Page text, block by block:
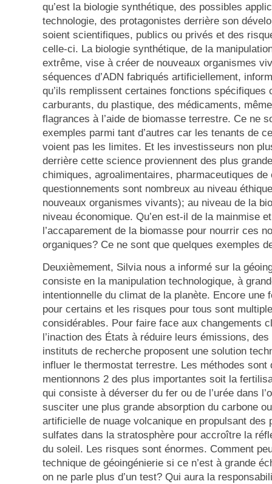
qu’est la biologie synthétique, des possibles
technologie, des protagonistes derrière son
soient scientifiques, publics ou privés et des
celle-ci. La biologie synthétique, de la
extrême, vise à créer de nouveaux organismes
séquences d’ADN fabriqués artificiellement,
qu’ils remplissent certaines fonctions spécifiques
carburants, du plastique, des médicaments,
flagrances à l’aide de biomasse terrestre. Ce ne
exemples parmi tant d’autres car les tenants de
voient pas les limites. Et les investisseurs non
derrière cette science proviennent des plus
chimiques, agroalimentaires, pharmaceutiques de
questionnements sont nombreux au niveau
nouveaux organismes vivants); au niveau de la
niveau économique. Qu’en est-il de la mainmise
l’accaparement de la biomasse pour nourrir ces
organiques? Ce ne sont que quelques exemples
Deuxièmement, Silvia nous a informé sur la
consiste en la manipulation technologique, à
intentionnelle du climat de la planète. Encore une
pour certains et les risques pour tous sont
considérables. Pour faire face aux changements
l’inaction des États à réduire leurs émissions,
instituts de recherche proposent une solution
influer le thermostat terrestre. Les méthodes sont
mentionnons 2 des plus importantes soit la
qui consiste à déverser du fer ou de l’urée dans
susciter une plus grande absorption du carbone
artificielle de nuage volcanique en propulsant des
sulfates dans la stratosphère pour accroître la
du soleil. Les risques sont énormes. Comment
technique de géoingénierie si ce n’est à grande
on ne parle plus d’un test? Qui aura la